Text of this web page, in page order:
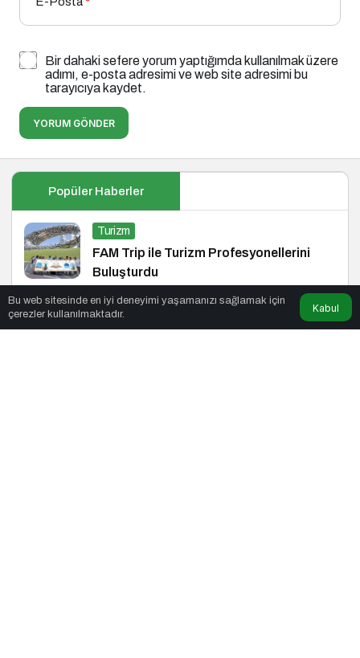
Bir dahaki sefere yorum yaptığımda kullanılmak üzere
adımı, e-posta adresimi ve web site adresimi bu
tarayıcıya kaydet.
YORUM GÖNDER
Popüler Haberler
Turizm
FAM Trip ile Turizm Profesyonellerini
Buluşturdu
Siyaset
Bu web sitesinde en iyi deneyimi yaşamanızı sağlamak için
çerezler kullanılmaktadır.
Kabul